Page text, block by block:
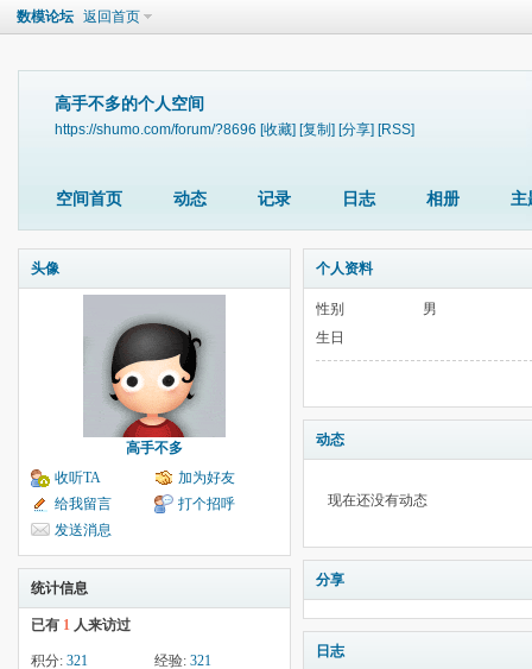
数模论坛 返回首页
高手不多的个人空间
https://shumo.com/forum/?8696 [收藏] [复制] [分享] [RSS]
空间首页 动态 记录 日志 相册 主
头像
高手不多
收听TA
加为好友
给我留言
打个招呼
发送消息
统计信息
已有 1 人来访过
积分: 321 经验: 321
个人资料
性别
男
生日
动态
现在还没有动态
分享
日志